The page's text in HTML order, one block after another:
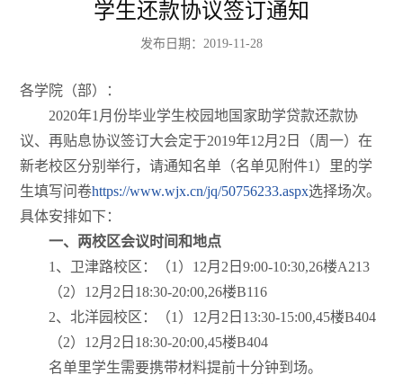
学生还款协议签订通知
发布日期：2019-11-28
各学院（部）：
2020年1月份毕业学生校园地国家助学贷款还款协
议、再贴息协议签订大会定于2019年12月2日（周一）在
新老校区分别举行，请通知名单（名单见附件1）里的学
生填写问卷https://www.wjx.cn/jq/50756233.aspx选择场次。
具体安排如下：
一、两校区会议时间和地点
1、卫津路校区：（1）12月2日9:00-10:30,26楼A213
（2）12月2日18:30-20:00,26楼B116
2、北洋园校区：（1）12月2日13:30-15:00,45楼B404
（2）12月2日18:30-20:00,45楼B404
名单里学生需要携带材料提前十分钟到场。